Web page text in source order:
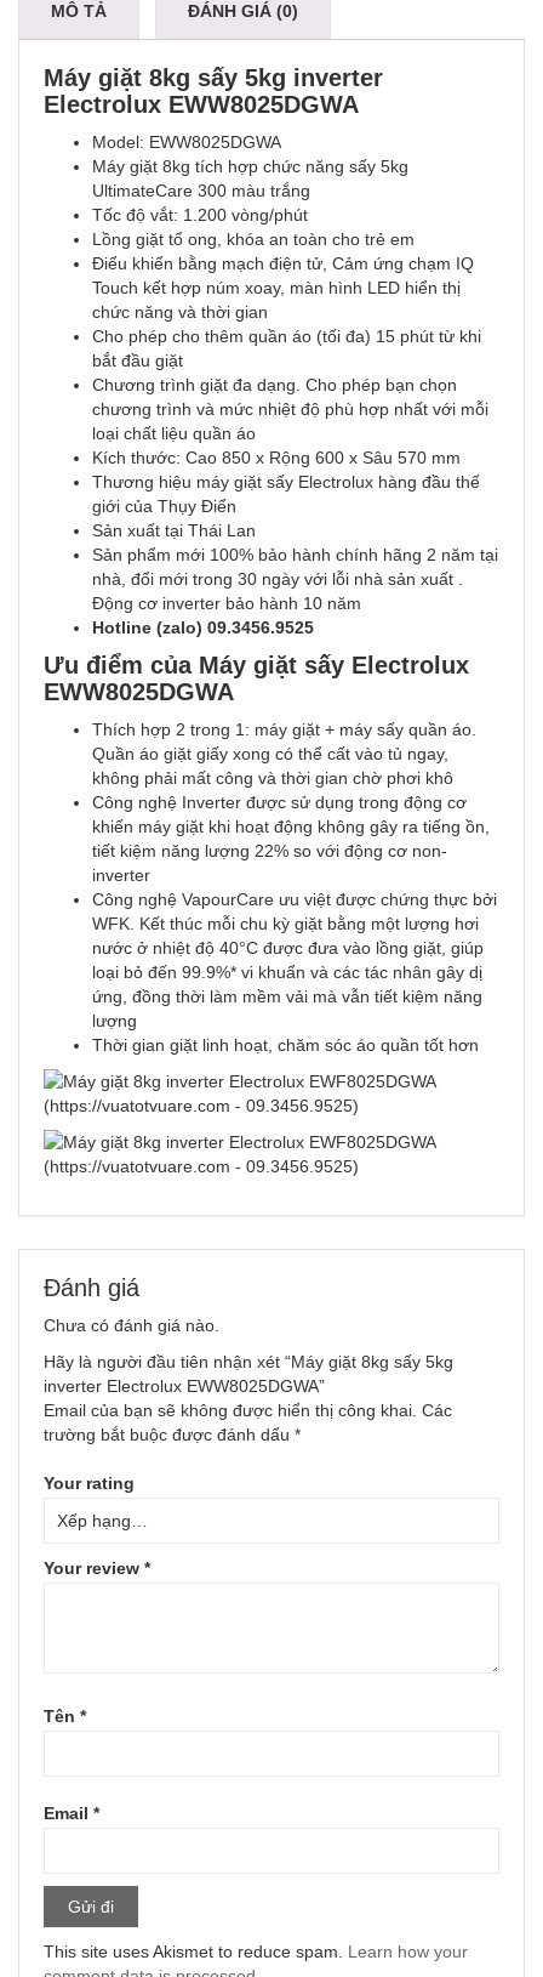
MÔ TẢ ĐÁNH GIÁ (0)
Máy giặt 8kg sấy 5kg inverter
Electrolux EWW8025DGWA
Model: EWW8025DGWA
Máy giặt 8kg tích hợp chức năng sấy 5kg
UltimateCare 300 màu trắng
Tốc độ vắt: 1.200 vòng/phút
Lồng giặt tổ ong, khóa an toàn cho trẻ em
Điểu khiển bằng mạch điện tử, Cảm ứng chạm IQ
Touch kết hợp núm xoay, màn hình LED hiển thị
chức năng và thời gian
Cho phép cho thêm quần áo (tối đa) 15 phút từ khi
bắt đầu giặt
Chương trình giặt đa dạng. Cho phép bạn chọn
chương trình và mức nhiệt độ phù hợp nhất với mỗi
loại chất liệu quần áo
Kích thước: Cao 850 x Rộng 600 x Sâu 570 mm
Thương hiệu máy giặt sấy Electrolux hàng đầu thế
giới của Thụy Điển
Sản xuất tại Thái Lan
Sản phẩm mới 100% bảo hành chính hãng 2 năm tại
nhà, đổi mới trong 30 ngày với lỗi nhà sản xuất .
Động cơ inverter bảo hành 10 năm
Hotline (zalo) 09.3456.9525
Ưu điểm của Máy giặt sấy Electrolux
EWW8025DGWA
Thích hợp 2 trong 1: máy giặt + máy sấy quần áo.
Quần áo giặt giấy xong có thể cất vào tủ ngay,
không phải mất công và thời gian chờ phơi khô
Công nghệ Inverter được sử dụng trong động cơ
khiến máy giặt khi hoạt động không gây ra tiếng ồn,
tiết kiệm năng lượng 22% so với động cơ non-
inverter
Công nghệ VapourCare ưu việt được chứng thực bởi
WFK. Kết thúc mỗi chu kỳ giặt bằng một lượng hơi
nước ở nhiệt độ 40°C được đưa vào lồng giặt, giúp
loại bỏ đến 99.9%* vi khuẩn và các tác nhân gây dị
ứng, đồng thời làm mềm vải mà vẫn tiết kiệm năng
lượng
Thời gian giặt linh hoạt, chăm sóc áo quần tốt hơn
Đánh giá
Chưa có đánh giá nào.
Hãy là người đầu tiên nhận xét “Máy giặt 8kg sấy 5kg
inverter Electrolux EWW8025DGWA”
Email của bạn sẽ không được hiển thị công khai. Các
trường bắt buộc được đánh dấu *
Your rating
Your review *
Tên *
Email *
This site uses Akismet to reduce spam. Learn how your